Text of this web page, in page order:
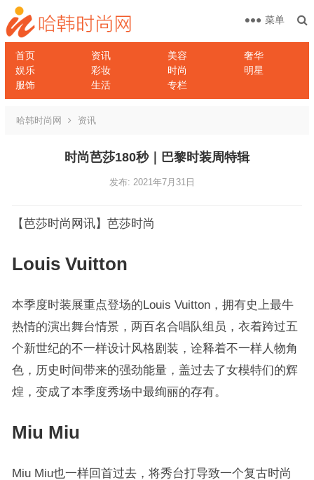
首页 资讯 美容
奢华
娱乐
彩妆 时尚
明星
服饰
生活 专栏
菜单
哈韩时尚网 资讯
时尚芭莎180秒｜巴黎时装周特辑
发布: 2021年7月31日
【芭莎时尚网讯】芭莎时尚
Louis Vuitton
本季度时装展重点登场的Louis Vuitton，拥有史上最牛
热情的演出舞台情景，两百名合唱队组员，衣着跨过五
个新世纪的不一样设计风格剧装，诠释着不一样人物角
色，历史时间带来的强劲能量，盖过去了女模特们的辉
煌，变成了本季度秀场中最绚丽的存有。
Miu Miu
Miu Miu也一样回首过去，将秀台打导致一个复古时尚